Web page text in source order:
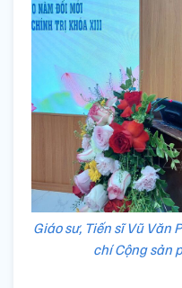
Giáo sư, Tiến sĩ Vũ Văn
chí Cộng sản